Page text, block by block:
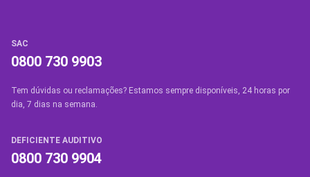
SAC
0800 730 9903
Tem dúvidas ou reclamações? Estamos sempre disponíveis, 24 horas por
dia, 7 dias na semana.
DEFICIENTE AUDITIVO
0800 730 9904